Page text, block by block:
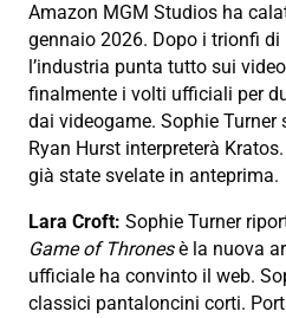
Amazon MGM Studios ha
gennaio 2026. Dopo i trionfi di
l’industria punta tutto sui
finalmente i volti ufficiali per
dai videogame. Sophie Turner
Ryan Hurst interpreterà Kratos.
già state svelate in anteprima.
Lara Croft: Sophie Turner
Game of Thronesè la nuova
ufficiale ha convinto il web.
classici pantaloncini corti.